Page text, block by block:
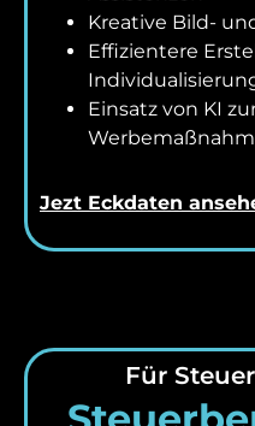
Kreative Bild-
Effizientere
Einsatz von KI
Jezt Eckdaten
Für